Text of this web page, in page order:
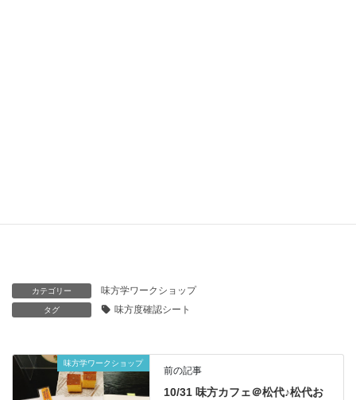
カテゴリー 味方学ワークショップ
タグ 味方度確認シート
味方学ワークショップ
前の記事
10/31 味方カフェ＠松代♪松代お